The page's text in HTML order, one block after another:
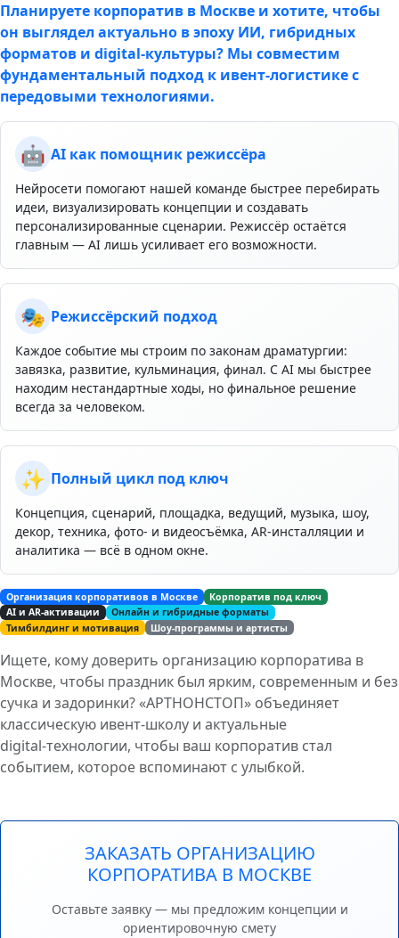
Планируете корпоратив в Москве и хотите, чтобы
он выглядел актуально в эпоху ИИ, гибридных
форматов и digital‑культуры? Мы совместим
фундаментальный подход к ивент‑логистике с
передовыми технологиями.
🤖 AI как помощник режиссёра
Нейросети помогают нашей команде быстрее перебирать
идеи, визуализировать концепции и создавать
персонализированные сценарии. Режиссёр остаётся
главным — AI лишь усиливает его возможности.
🎭 Режиссёрский подход
Каждое событие мы строим по законам драматургии:
завязка, развитие, кульминация, финал. С AI мы быстрее
находим нестандартные ходы, но финальное решение
всегда за человеком.
✨ Полный цикл под ключ
Концепция, сценарий, площадка, ведущий, музыка, шоу,
декор, техника, фото‑ и видеосъёмка, AR‑инсталляции и
аналитика — всё в одном окне.
Организация корпоративов в Москве
Корпоратив под ключ
AI и AR‑активации
Онлайн и гибридные форматы
Тимбилдинг и мотивация
Шоу‑программы и артисты
Ищете, кому доверить организацию корпоратива в
Москве, чтобы праздник был ярким, современным и без
сучка и задоринки? «АРТНОНСТОП» объединяет
классическую ивент‑школу и актуальные
digital‑технологии, чтобы ваш корпоратив стал
событием, которое вспоминают с улыбкой.
ЗАКАЗАТЬ ОРГАНИЗАЦИЮ
КОРПОРАТИВА В МОСКВЕ
Оставьте заявку — мы предложим концепции и
ориентировочную смету